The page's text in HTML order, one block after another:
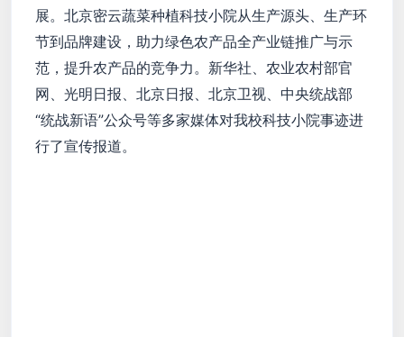
展。北京密云蔬菜种植科技小院从生产源头、生产环
节到品牌建设，助力绿色农产品全产业链推广与示
范，提升农产品的竞争力。新华社、农业农村部官
网、光明日报、北京日报、北京卫视、中央统战部
“统战新语”公众号等多家媒体对我校科技小院事迹进
行了宣传报道。